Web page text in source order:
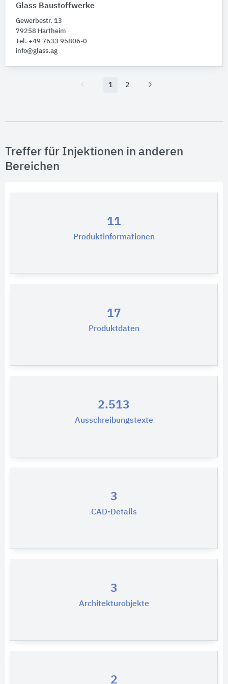
Glass Baustoffwerke
Gewerbestr. 13
79258 Hartheim
Tel. +49 7633 95806-0
info@glass.ag
1 2
Treffer für Injektionen in anderen
Bereichen
11
Produktinformationen
17
Produktdaten
2.513
Ausschreibungstexte
3
CAD-Details
3
Architekturobjekte
2